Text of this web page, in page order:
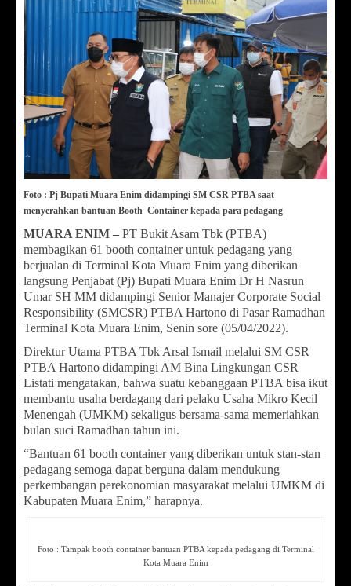
Foto : Pj Bupati Muara Enim didampingi SM CSR PTBA saat
menyerahkan bantuan Booth Container kepada para pedagang
MUARA ENIM – PT Bukit Asam Tbk (PTBA)
membagikan 61 booth container untuk pedagang yang
berjualan di Terminal Kota Muara Enim yang diberikan
langsung Penjabat (Pj) Bupati Muara Enim Dr H Nasrun
Umar SH MM didampingi Senior Manajer Corporate Social
Responsibility (SMCSR) PTBA Hartono di Pasar Ramadhan
Terminal Kota Muara Enim, Senin sore (05/04/2022).
Direktur Utama PTBA Tbk Arsal Ismail melalui SM CSR
PTBA Hartono didampingi AM Bina Lingkungan CSR
Listati mengatakan, bahwa suatu kebanggaan PTBA bisa ikut
membantu usaha berdagang dari pelaku Usaha Mikro Kecil
Menengah (UMKM) sekaligus bersama-sama memeriahkan
bulan suci Ramadhan tahun ini.
“Bantuan 61 booth container yang diberikan untuk stan-stan
pedagang semoga dapat berguna dalam mendukung
perkembangan perekonomian masyarakat melalui UMKM di
Kabupaten Muara Enim,” harapnya.
Foto : Tampak booth container bantuan PTBA kepada pedagang di Terminal
Kota Muara Enim